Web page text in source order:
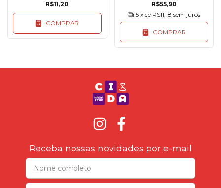
R$11,20
COMPRAR
R$55,90
5 x de R$11,18 sem juros
COMPRAR
Receba nossas novidades por e-mail